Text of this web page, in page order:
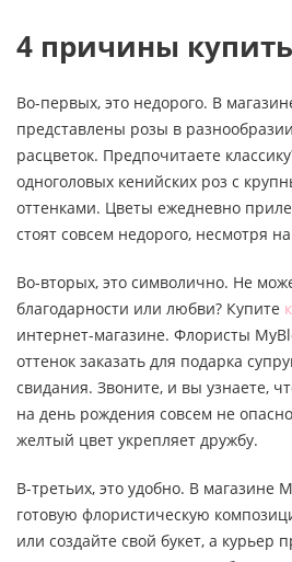
4 причины
Во-первых, это недорого. В
представлены розы в
расцветок. Предпочитаете
одноголовых кенийских роз с
оттенками. Цветы ежедневно
стоят совсем недорого, несмотря
Во-вторых, это символично. Не
благодарности или любви? Купите
интернет-магазине. Флористы
оттенок заказать для подарка
свидания. Звоните, и вы узнаете,
на день рождения совсем не
желтый цвет укрепляет дружбу.
В-третьих, это удобно. В магазине
готовую флористическую
или создайте свой букет, а курьер